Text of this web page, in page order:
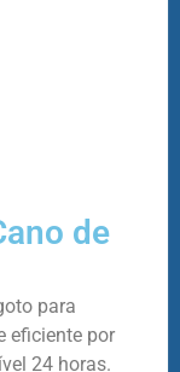
de
para
eficiente por
24 horas.